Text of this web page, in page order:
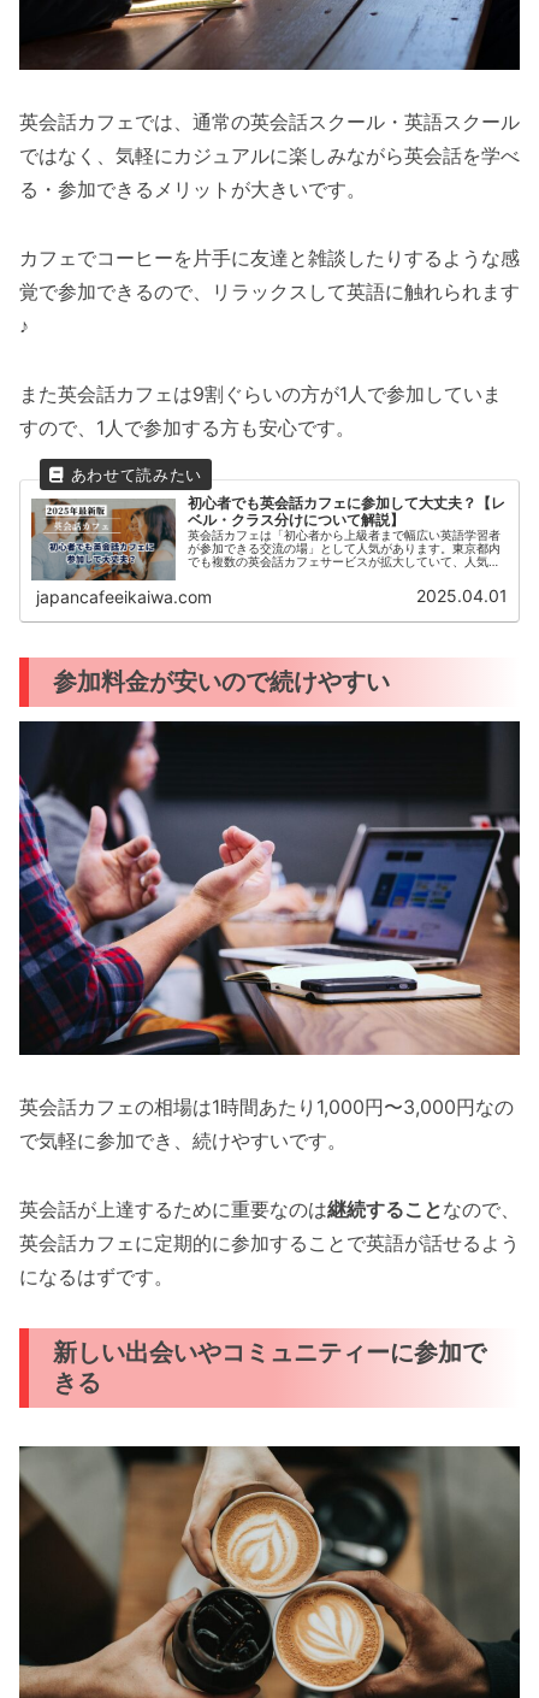
英会話カフェでは、通常の英会話スクール・英語スクール
ではなく、気軽にカジュアルに楽しみながら英会話を学べ
る・参加できるメリットが大きいです。
カフェでコーヒーを片手に友達と雑談したりするような感
覚で参加できるので、リラックスして英語に触れられます
♪
また英会話カフェは9割ぐらいの方が1人で参加していま
すので、1人で参加する方も安心です。
初心者でも英会話カフェに参加して大丈夫？【レ
ベル・クラス分けについて解説】
英会話カフェは「初心者から上級者まで幅広い英語学習者
が参加できる交流の場」として人気があります。東京都内
でも複数の英会話カフェサービスが拡大していて、人気は
japancafeeikaiwa.com 2025.04.01
参加料金が安いので続けやすい
英会話カフェの相場は1時間あたり1,000円〜3,000円なの
で気軽に参加でき、続けやすいです。
英会話が上達するために重要なのは継続することなので、
英会話カフェに定期的に参加することで英語が話せるよう
になるはずです。
新しい出会いやコミュニティーに参加で
きる